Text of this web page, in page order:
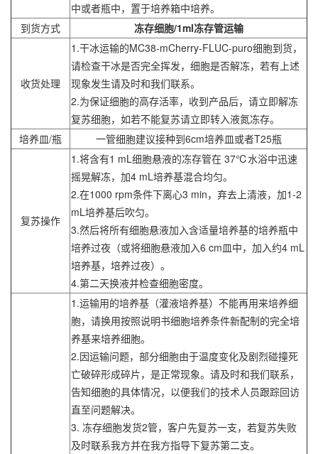
中或者瓶中，置于培养箱中培养。
到货方式
冻存细胞/1ml冻存管运输
收货处理
1.干冰运输的MC38-mCherry-FLUC-puro细胞到货，
请检查干冰是否完全挥发，细胞是否解冻，若有上述
现象发生请及时和我们联系。
2.为保证细胞的高存活率，收到产品后，请立即解冻
复苏细胞，如若不能复苏请立即转入液氮冻存。
培养皿/瓶
一管细胞建议接种到6cm培养皿或者T25瓶
复苏操作
1.将含有1 mL细胞悬液的冻存管在 37℃水浴中迅速
摇晃解冻，加4 mL培养基混合均匀。
2.在1000 rpm条件下离心3 min，弃去上清液，加1-2
mL培养基后吹匀。
3.然后将所有细胞悬液加入含适量培养基的培养瓶中
培养过夜（或将细胞悬液加入6 cm皿中，加入约4 mL
培养基，培养过夜）。
4.第二天换液并检查细胞密度。
1.运输用的培养基（灌液培养基）不能再用来培养细
胞，请换用按照说明书细胞培养条件新配制的完全培
养基来培养细胞。
2.因运输问题，部分细胞由于温度变化及剧烈碰撞死
亡破碎形成碎片，是正常现象。请及时和我们联系，
告知细胞的具体情况，以便我们的技术人员跟踪回访
直至问题解决。
3. 冻存细胞发货2管，客户先复苏一支，若复苏失败
及时联系我方并在我方指导下复苏第二支。